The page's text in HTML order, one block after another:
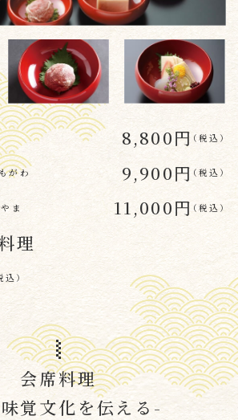
8,800円（ 税込 ）
がわ 9,900円（ 税込 ）
ま 11,000円（ 税込）
理
込 ）
会席料理
覚文化を伝える-